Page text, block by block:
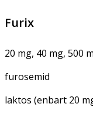
Furix
20 mg, 40 mg, 500
furosemid
laktos (enbart 20